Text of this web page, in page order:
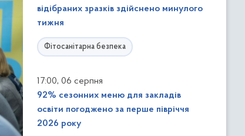
відібраних зразків здійснено минулого
тижня
Фітосанітарна безпека
17:00, 06 серпня
92% сезонних меню для закладів
освіти погоджено за перше півріччя
2026 року